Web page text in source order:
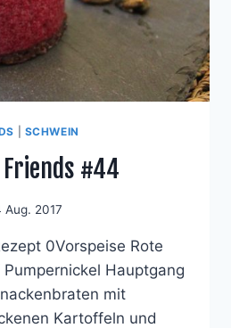
SCHWEIN
#44
Aug. 2017
0Vorspeise Rote
Hauptgang
mit
Kartoffeln und